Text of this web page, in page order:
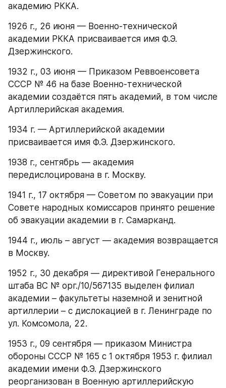
академию РККА.
1926 г., 26 июня — Военно-технической
академии РККА присваивается имя Ф.Э.
Дзержинского.
1932 г., 03 июня — Приказом Реввоенсовета
СССР № 46 на базе Военно-технической
академии создаётся пять академий, в том числе
Артиллерийская академия.
1934 г. — Артиллерийской академии
присваивается имя Ф.Э. Дзержинского.
1938 г., сентябрь — академия
передислоцирована в г. Москву.
1941 г., 17 октября — Советом по эвакуации при
Совете народных комиссаров принято решение
об эвакуации академии в г. Самарканд.
1944 г., июль – август — академия возвращается
в Москву.
1952 г., 30 декабря — директивой Генерального
штаба ВС № орг./10/567135 выделен филиал
академии – факультеты наземной и зенитной
артиллерии – с дислокацией в г. Ленинграде по
ул. Комсомола, 22.
1953 г., 09 сентября — приказом Министра
обороны СССР № 165 с 1 октября 1953 г. филиал
академии имени Ф.Э. Дзержинского
реорганизован в Военную артиллерийскую